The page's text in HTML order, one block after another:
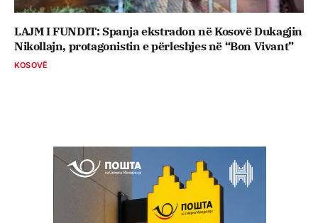
LAJM I FUNDIT: Spanja ekstradon në Kosovë Dukagjin
Nikollajn, protagonistin e përleshjes në “Bon Vivant”
KOSOVË